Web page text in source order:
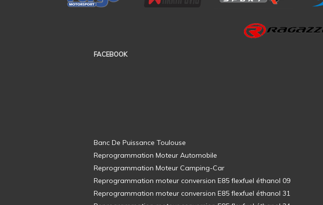
FACEBOOK
Banc De Puissance Toulouse
Reprogrammation Moteur Automobile
Reprogrammation Moteur Camping-Car
Reprogrammation moteur conversion E85 flexfuel éthanol 09
Reprogrammation moteur conversion E85 flexfuel éthanol 31